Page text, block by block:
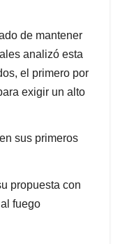
de mantener
analizó esta
el primero por
exigir un alto
sus primeros
propuesta con
fuego